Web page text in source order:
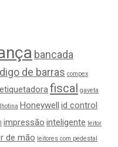
bancada
de barras compex
etiquetadorafiscal gaveta
Honeywell id control
impressão inteligente leitor
de mão leitores com pedestal